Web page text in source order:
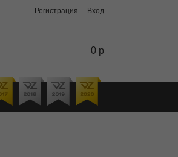
Регистрация Вход
0 р